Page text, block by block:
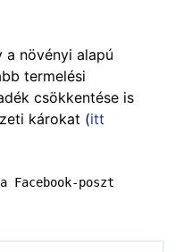
a növényi alapú
termelési
csökkentése is
károkat (itt
poszt